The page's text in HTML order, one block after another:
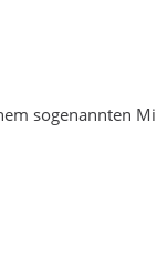
sogenannten